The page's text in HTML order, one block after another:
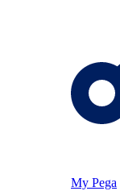
My Pega